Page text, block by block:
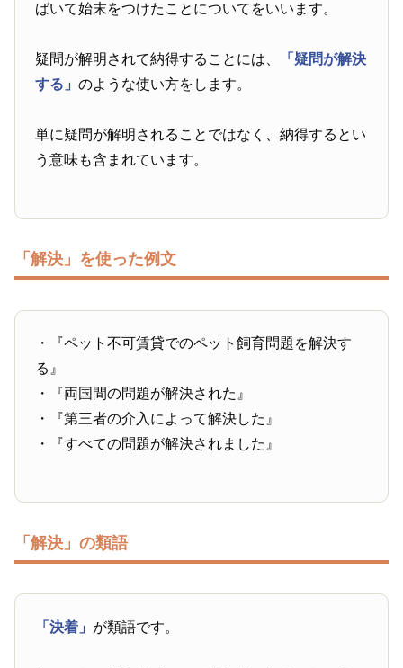
ばいて始末をつけたことについてをいいます。
疑問が解明されて納得することには、
「疑問が解決
する」のような使い方をします。
単に疑問が解明されることではなく、納得するとい
う意味も含まれています。
「解決」を使った例文
・『ペット不可賃貸でのペット飼育問題を解決す
る』
・『両国間の問題が解決された』
・『第三者の介入によって解決した』
・『すべての問題が解決されました』
「解決」の類語
「決着」 が類語です。